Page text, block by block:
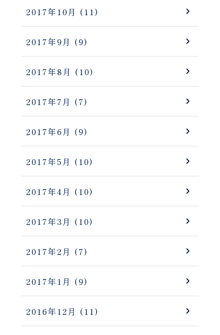
2017年10月 (11)
2017年9月 (9)
2017年8月 (10)
2017年7月 (7)
2017年6月 (9)
2017年5月 (10)
2017年4月 (10)
2017年3月 (10)
2017年2月 (7)
2017年1月 (9)
2016年12月 (11)